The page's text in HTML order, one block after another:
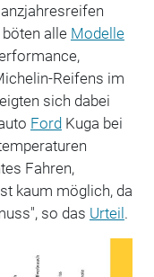
alle Modelle
Reifens im
sich dabei
FordKuga bei
Fahren,
kaum möglich, da
so das Urteil.